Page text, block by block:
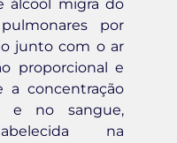
álcool migra do
por
junto com o ar
proporcional e
a concentração
e no sangue,
na